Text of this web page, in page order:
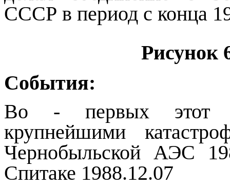
СССР в период с конца
Рисунок
События:
Во - первых этот
крупнейшими
Чернобыльской АЭС
Спитаке 1988.12.07